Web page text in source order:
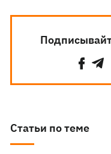
Статьи по теме